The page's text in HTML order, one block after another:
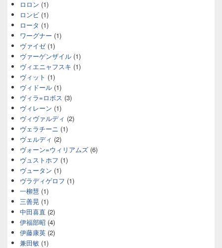
ロロン (1)
ロンビ (1)
ロータ (1)
ワーグナー (1)
ヴァイゼ(1)
ヴァーゲンザイル (1)
ヴィエニャフスキ (1)
ヴィット (1)
ヴィドール (1)
ヴィラ=ロボス (3)
ヴィレーン (1)
ヴィヴァルディ (2)
ヴェラチーニ (1)
ヴェルディ (2)
ヴォーン=ウィリアムズ (6)
ヴュストホフ (1)
ヴュータン (1)
ヴラディゲロフ (1)
一柳慧 (1)
三善晃 (1)
中田喜直 (2)
伊福部昭 (4)
伊藤康英 (2)
兼田敏 (1)